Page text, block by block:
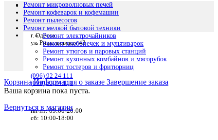
г. Одесса
ул. Ришельевская 43
(096) 92 24 111
(099) 53 24 111
пн-пт: 09:00-20:00
сб: 10:00-18:00
Ремонт микроволновых печей
Ремонт кофеварок и кофемашин
Ремонт пылесосов
Ремонт мелкой бытовой техники
Ремонт электрочайников
Ремонт хлебопечек и мультиварок
Ремонт утюгов и паровых станций
Ремонт кухонных комбайнов и мясорубок
Ремонт тостеров и фритюрниц
КорзинаИнформация о заказе Завершение заказа
Ваша корзина пока пуста.
Вернуться в магазин